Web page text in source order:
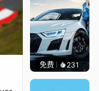
免费 231Ado